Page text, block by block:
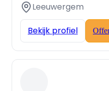
Leeuwergem
Bekijk profiel